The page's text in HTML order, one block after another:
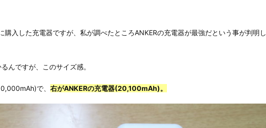
購入した充電器ですが、私が調べたところANKERの充電器が最強だという事が判明し
んですが、このサイズ感。
で、 右がANKERの充電器(20,100mAh)。